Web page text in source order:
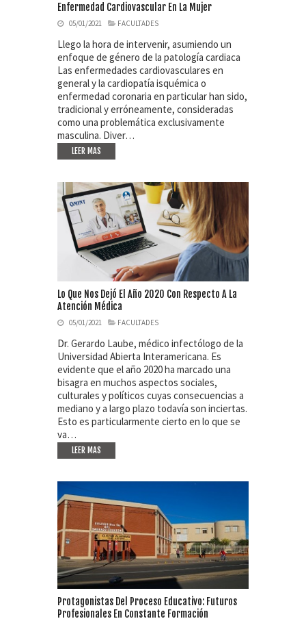
Enfermedad Cardiovascular En La Mujer
05/01/2021 FACULTADES
Llego la hora de intervenir, asumiendo un
enfoque de género de la patología cardiaca
Las enfermedades cardiovasculares en
general y la cardiopatía isquémica o
enfermedad coronaria en particular han sido,
tradicional y erróneamente, consideradas
como una problemática exclusivamente
masculina. Diver…
LEER MAS
Lo Que Nos Dejó El Año 2020 Con Respecto A La
Atención Médica
05/01/2021 FACULTADES
Dr. Gerardo Laube, médico infectólogo de la
Universidad Abierta Interamericana. Es
evidente que el año 2020 ha marcado una
bisagra en muchos aspectos sociales,
culturales y políticos cuyas consecuencias a
mediano y a largo plazo todavía son inciertas.
Esto es particularmente cierto en lo que se
va…
LEER MAS
Protagonistas Del Proceso Educativo: Futuros
Profesionales En Constante Formación